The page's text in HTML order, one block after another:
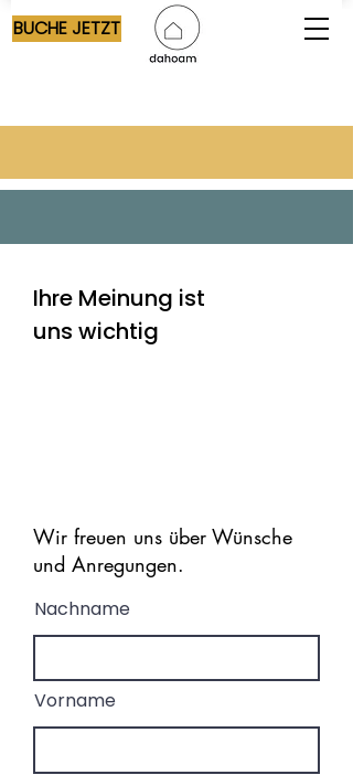
BUCHE JETZT
Ihre Meinung ist
uns wichtig
Wir freuen uns über Wünsche
und Anregungen.
Nachname
Vorname